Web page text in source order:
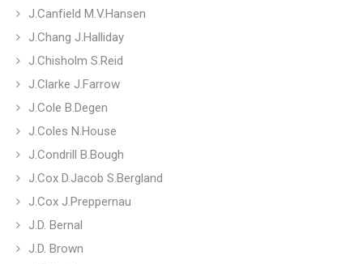
J.Canfield M.V.Hansen
J.Chang J.Halliday
J.Chisholm S.Reid
J.Clarke J.Farrow
J.Cole B.Degen
J.Coles N.House
J.Condrill B.Bough
J.Cox D.Jacob S.Bergland
J.Cox J.Preppernau
J.D. Bernal
J.D. Brown